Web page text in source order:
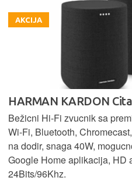
AKCIJA
HARMAN KARDON
Bežicni Hi-Fi zvucnik sa
Wi-Fi, Bluetooth,
na dodir, snaga 40W,
Google Home aplikacija, HD
24Bits/96Khz.